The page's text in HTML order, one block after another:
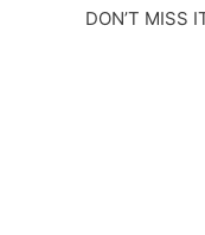
DON’T MISS